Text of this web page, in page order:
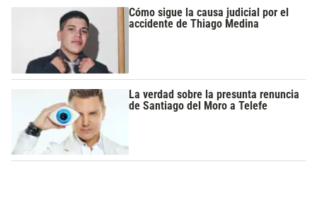
Cómo sigue la causa judicial por el
accidente de Thiago Medina
La verdad sobre la presunta renuncia
de Santiago del Moro a Telefe